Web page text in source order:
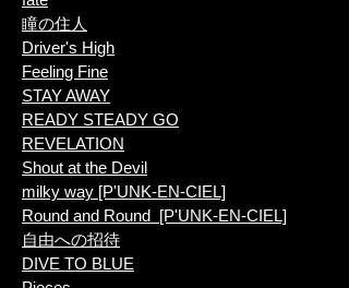
瞳の住人
Driver's High
Feeling Fine
STAY AWAY
READY STEADY GO
REVELATION
Shout at the Devil
milky way [P'UNK-EN-CIEL]
Round and Round [P'UNK-EN-CIEL]
自由への招待
DIVE TO BLUE